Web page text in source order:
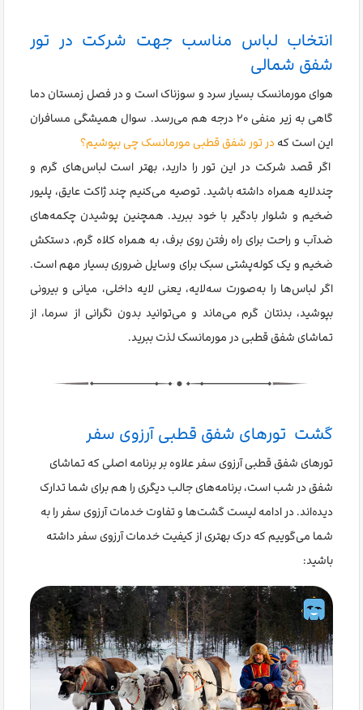
انتخاب لباس مناسب جهت شرکت در تور
شفق شمالی
هوای مورمانسک بسیار سرد و سوزناک است و در فصل زمستان دما
گاهی به زیر منفی ۲۰ درجه هم می‌رسد. سوال همیشگی مسافران
این است که در تور شفق قطبی مورمانسک چی بپوشیم؟
اگر قصد شرکت در این تور را دارید، بهتر است لباس‌های گرم و
چندلایه همراه داشته باشید. توصیه می‌کنیم چند ژاکت عایق، پلیور
ضخیم و شلوار بادگیر با خود ببرید. همچنین پوشیدن چکمه‌های
ضدآب و راحت برای راه رفتن روی برف، به همراه کلاه گرم، دستکش
ضخیم و یک کوله‌پشتی سبک برای وسایل ضروری بسیار مهم است.
اگر لباس‌ها را به‌صورت سه‌لایه، یعنی لایه داخلی، میانی و بیرونی
بپوشید، بدنتان گرم می‌ماند و می‌توانید بدون نگرانی از سرما، از
تماشای شفق قطبی در مورمانسک لذت ببرید.
گشت تورهای شفق قطبی آرزوی سفر
تورهای شفق قطبی آرزوی سفر علاوه بر برنامه اصلی که تماشای
شفق در شب است، برنامه‌های جالب دیگری را هم برای شما تدارک
دیده‌اند. در ادامه لیست گشت‌ها و تفاوت خدمات آرزوی سفر را به
شما می‌گوییم که درک بهتری از کیفیت خدمات آرزوی سفر داشته
باشید: